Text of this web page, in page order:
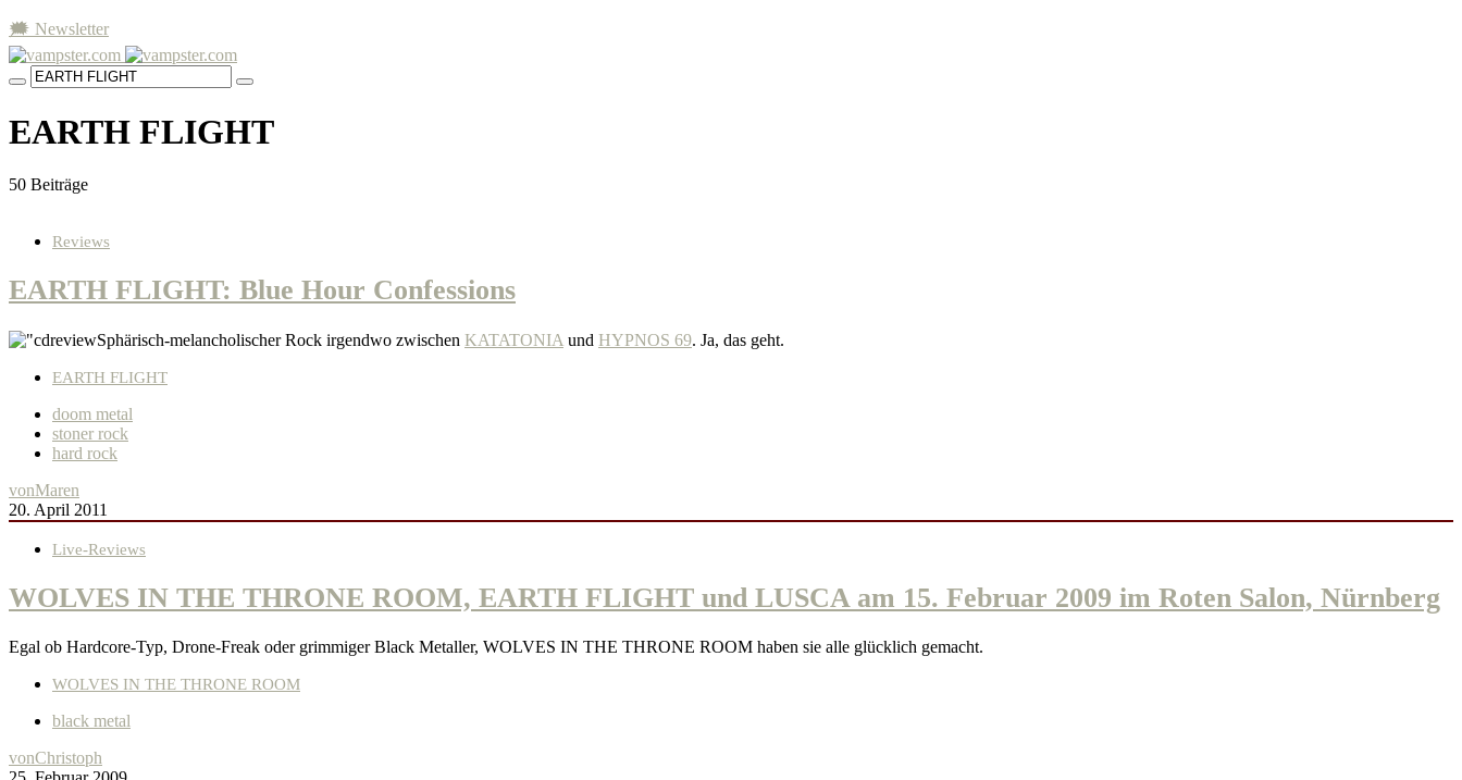
🗯 Newsletter
EARTH FLIGHT
50 Beiträge
Reviews
EARTH FLIGHT: Blue Hour Confessions
Sphärisch-melancholischer Rock irgendwo zwischen KATATONIA und HYPNOS 69. Ja, das geht.
EARTH FLIGHT
doom metal
stoner rock
hard rock
vonMaren
20. April 2011
Live-Reviews
WOLVES IN THE THRONE ROOM, EARTH FLIGHT und LUSCA am 15. Februar 2009 im Roten Salon, Nürnberg
Egal ob Hardcore-Typ, Drone-Freak oder grimmiger Black Metaller, WOLVES IN THE THRONE ROOM haben sie alle glücklich gemacht.
WOLVES IN THE THRONE ROOM
black metal
vonChristoph